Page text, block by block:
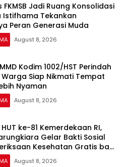
FKMSB Jadi Ruang Konsolidasi
Istifhama Tekankan
Peran Generasi Muda
August 8, 2026
Kodim 1002/HST Perindah
Warga Siap Nikmati Tempat
Nyaman
August 8, 2026
ke-81 Kemerdekaan RI,
Gelar Bakti Sosial
Kesehatan Gratis bagi
August 8, 2026